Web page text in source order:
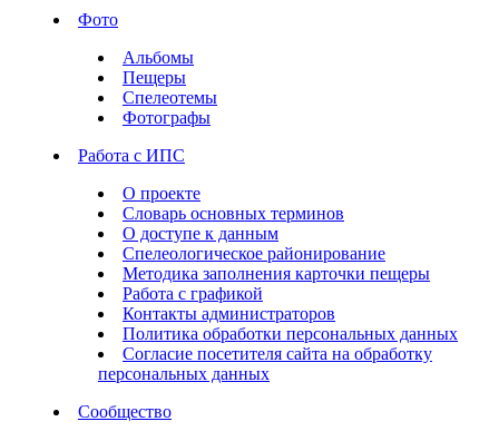
Фото
Альбомы
Пещеры
Спелеотемы
Фотографы
Работа с ИПС
О проекте
Словарь основных терминов
О доступе к данным
Спелеологическое районирование
Методика заполнения карточки пещеры
Работа с графикой
Контакты администраторов
Политика обработки персональных данных
Согласие посетителя сайта на обработку
персональных данных
Сообщество